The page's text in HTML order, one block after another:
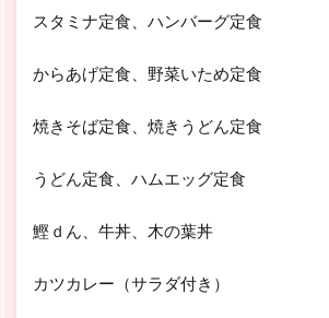
スタミナ定食、ハンバーグ定食
からあげ定食、野菜いため定食
焼きそば定食、焼きうどん定食
うどん定食、ハムエッグ定食
鰹ｄん、牛丼、木の葉丼
カツカレー（サラダ付き）